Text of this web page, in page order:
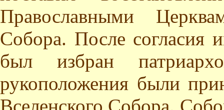
Православными
Собора. После согласия
был избран
рукоположения были